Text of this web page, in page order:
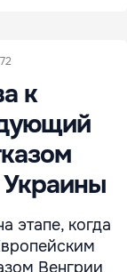
к
этапе, когда
Венгрии